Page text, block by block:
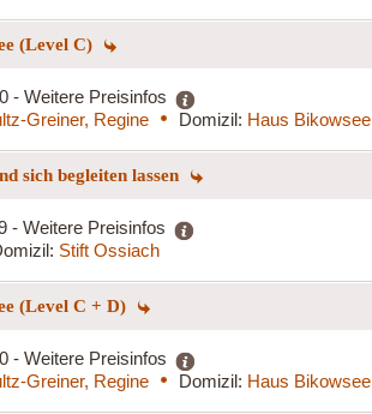
(Level C)
- Weitere Preisinfos
Greiner, Regine Domizil: Haus Bikowsee
sich begleiten lassen
- Weitere Preisinfos
Stift Ossiach
(Level C + D)
- Weitere Preisinfos
Greiner, Regine Domizil: Haus Bikowsee